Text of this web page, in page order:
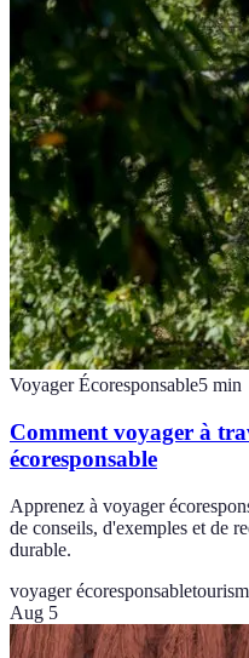
Voyager Écoresponsable5 min
Comment voyager à
écoresponsable
Apprenez à voyager
de conseils, d'exemples et de
durable.
voyager écoresponsable
Aug 5